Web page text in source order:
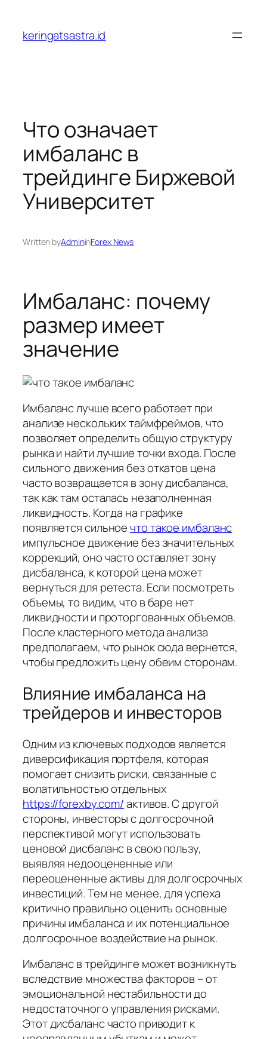
konten
keringatsastra.id
Что означает
имбаланс в
трейдинге Биржевой
Университет
Written byAdmininForex News
Имбаланс: почему
размер имеет
значение
Имбаланс лучше всего работает при
анализе нескольких таймфреймов, что
позволяет определить общую структуру
рынка и найти лучшие точки входа. После
сильного движения без откатов цена
часто возвращается в зону дисбаланса,
так как там осталась незаполненная
ликвидность. Когда на графике
появляется сильноечто такое имбаланс
импульсное движение без значительных
коррекций, оно часто оставляет зону
дисбаланса, к которой цена может
вернуться для ретеста. Если посмотреть
объемы, то видим, что в баре нет
ликвидности и проторгованных объемов.
После кластерного метода анализа
предполагаем, что рынок сюда вернется,
чтобы предложить цену обеим сторонам.
Влияние имбаланса на
трейдеров и инвесторов
Одним из ключевых подходов является
диверсификация портфеля, которая
помогает снизить риски, связанные с
волатильностью отдельных
https://forexby.com/активов. С другой
стороны, инвесторы с долгосрочной
перспективой могут использовать
ценовой дисбаланс в свою пользу,
выявляя недооцененные или
переоцененные активы для долгосрочных
инвестиций. Тем не менее, для успеха
критично правильно оценить основные
причины имбаланса и их потенциальное
долгосрочное воздействие на рынок.
Имбаланс в трейдинге может возникнуть
вследствие множества факторов – от
эмоциональной нестабильности до
недостаточного управления рисками.
Этот дисбаланс часто приводит к